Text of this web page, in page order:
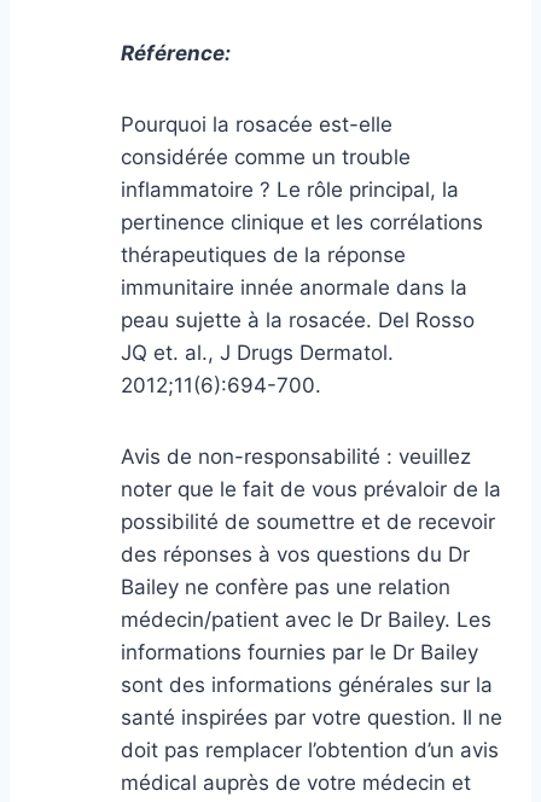
Référence:
Pourquoi la rosacée est-elle
considérée comme un trouble
inflammatoire ? Le rôle principal, la
pertinence clinique et les corrélations
thérapeutiques de la réponse
immunitaire innée anormale dans la
peau sujette à la rosacée. Del Rosso
JQ et. al., J Drugs Dermatol.
2012;11(6):694-700.
Avis de non-responsabilité : veuillez
noter que le fait de vous prévaloir de la
possibilité de soumettre et de recevoir
des réponses à vos questions du Dr
Bailey ne confère pas une relation
médecin/patient avec le Dr Bailey. Les
informations fournies par le Dr Bailey
sont des informations générales sur la
santé inspirées par votre question. Il ne
doit pas remplacer l’obtention d’un avis
médical auprès de votre médecin et